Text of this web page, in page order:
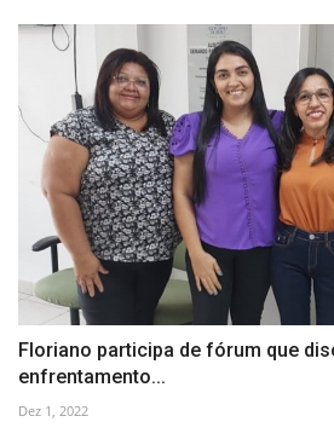
Floriano participa de fórum que
enfrentamento...
Dez 1, 2022